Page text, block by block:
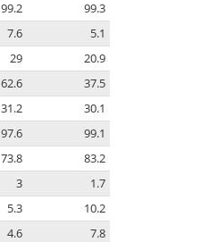
99.2
99.3
7.6
5.1
29
20.9
62.6
37.5
31.2
30.1
97.6
99.1
73.8
83.2
3
1.7
5.3
10.2
4.6 7.8